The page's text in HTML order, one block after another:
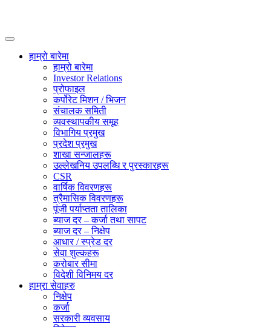
हाम्रो बारेमा
हाम्रो बारेमा
Investor Relations
प्रोफाइल
कर्पोरेट मिशन / भिजन
संचालक समिती
व्यवस्थापकीय समूह
विभागिय प्रमुख
प्रदेश प्रमुख
शाखा सन्जालहरू
उल्लेखनिय उपलब्धि र पुरस्कारहरू
CSR
वार्षिक विवरणहरू
त्रैमासिक विवरणहरू
पूंजी पर्याप्तता तालिका
ब्याज दर – कर्जा तथा सापट
ब्याज दर – निक्षेप
आधार / स्प्रेड दर
सेवा शुल्कहरू
करोबार सीमा
विदेशी विनिमय दर
हाम्रा सेवाहरु
निक्षेप
कर्जा
सरकारी व्यवसाय